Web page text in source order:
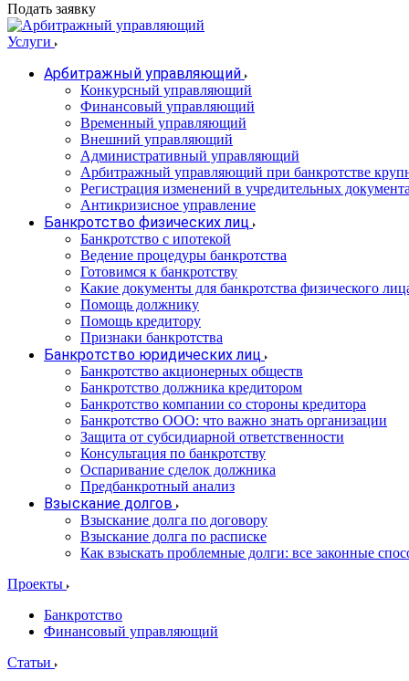
Подать заявку
Услуги
Арбитражный управляющий
Конкурсный управляющий
Финансовый управляющий
Временный управляющий
Внешний управляющий
Административный управляющий
Арбитражный управляющий при банкротстве
Регистрация изменений в учредительных
Антикризисное управление
Банкротство физических лиц
Банкротство с ипотекой
Ведение процедуры банкротства
Готовимся к банкротству
Какие документы для банкротства физического
Помощь должнику
Помощь кредитору
Признаки банкротства
Банкротство юридических лиц
Банкротство акционерных обществ
Банкротство должника кредитором
Банкротство компании со стороны кредитора
Банкротство ООО: что важно знать организации
Защита от субсидиарной ответственности
Консультация по банкротству
Оспаривание сделок должника
Предбанкротный анализ
Взыскание долгов
Взыскание долга по договору
Взыскание долга по расписке
Как взыскать проблемные долги: все законные
Проекты
Банкротство
Финансовый управляющий
Статьи